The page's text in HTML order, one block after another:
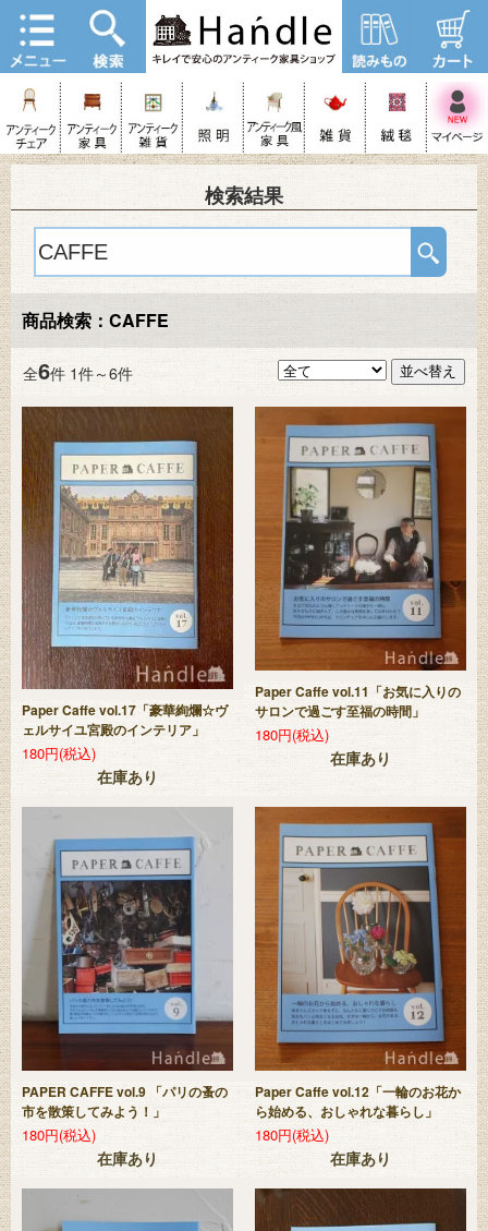
検索結果
商品検索：CAFFE
全6件 1件～6件
Paper Caffe vol.17「豪華絢爛☆ヴ
ェルサイユ宮殿のインテリア」
180円(税込)
在庫あり
Paper Caffe vol.11「お気に入りの
サロンで過ごす至福の時間」
180円(税込)
在庫あり
PAPER CAFFE vol.9 「パリの蚤の
市を散策してみよう！」
180円(税込)
在庫あり
Paper Caffe vol.12「一輪のお花か
ら始める、おしゃれな暮らし」
180円(税込)
在庫あり